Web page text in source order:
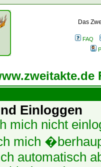
Das
FAQ
Einloggen
mich nicht
mich
automatisch